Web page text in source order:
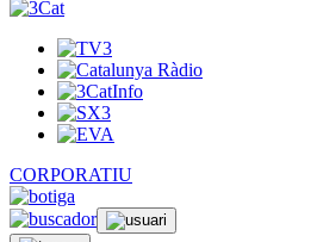
CORPORATIU